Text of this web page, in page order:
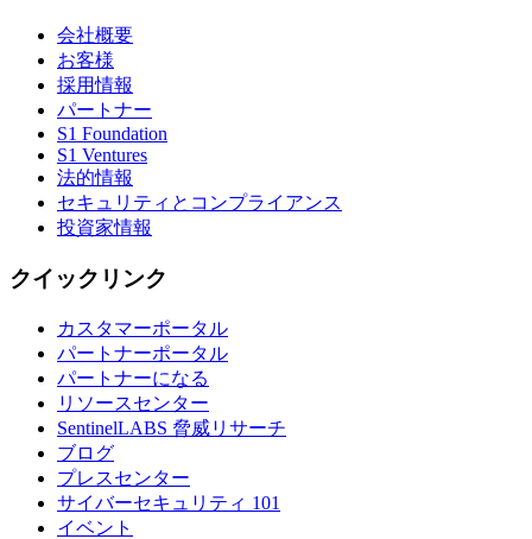
会社概要
お客様
採用情報
パートナー
S1 Foundation
S1 Ventures
法的情報
セキュリティとコンプライアンス
投資家情報
クイックリンク
カスタマーポータル
パートナーポータル
パートナーになる
リソースセンター
SentinelLABS 脅威リサーチ
ブログ
プレスセンター
サイバーセキュリティ 101
イベント